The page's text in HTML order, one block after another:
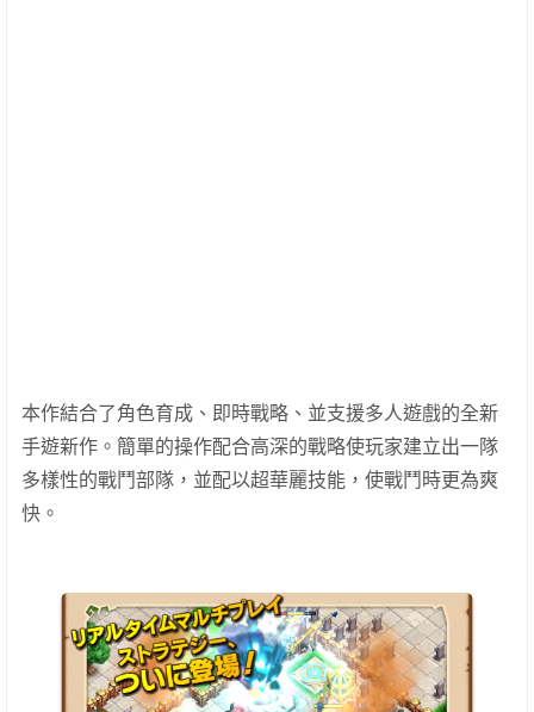
本作結合了角色育成、即時戰略、並支援多人遊戲的全新
手遊新作。簡單的操作配合高深的戰略使玩家建立出一隊
多樣性的戰鬥部隊，並配以超華麗技能，使戰鬥時更為爽
快。